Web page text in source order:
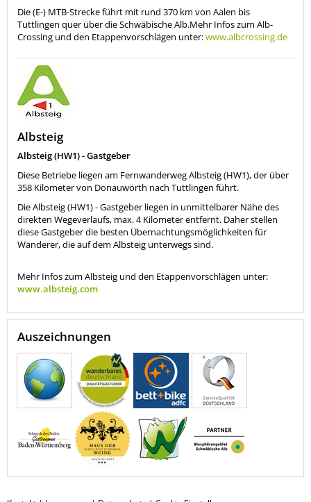
Die (E-) MTB-Strecke führt mit rund 370 km von Aalen bis
Tuttlingen quer über die Schwäbische Alb.Mehr Infos zum Alb-
Crossing und den Etappenvorschlägen unter:www.albcrossing.de
Albsteig
Albsteig (HW1) - Gastgeber
Diese Betriebe liegen am Fernwanderweg Albsteig (HW1), der über
358 Kilometer von Donauwörth nach Tuttlingen führt.
Die Albsteig (HW1) - Gastgeber liegen in unmittelbarer Nähe des
direkten Wegeverlaufs, max. 4 Kilometer entfernt. Daher stellen
diese Gastgeber die besten Übernachtungsmöglichkeiten für
Wanderer, die auf dem Albsteig unterwegs sind.
Mehr Infos zum Albsteig und den Etappenvorschlägen unter:
www.albsteig.com
Auszeichnungen